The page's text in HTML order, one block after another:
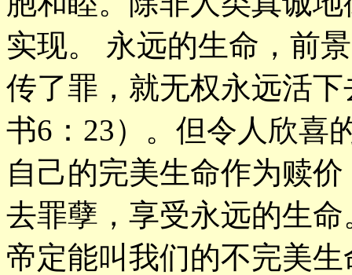
实现。 永远的生命，前
传了罪，就无权永远活
书6：23）。但令人欣喜
自己的完美生命作为赎
去罪孽，享受永远的生
帝定能叫我们的不完美